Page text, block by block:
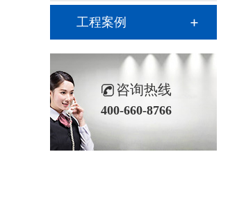
工程案例
咨询热线
400-660-8766